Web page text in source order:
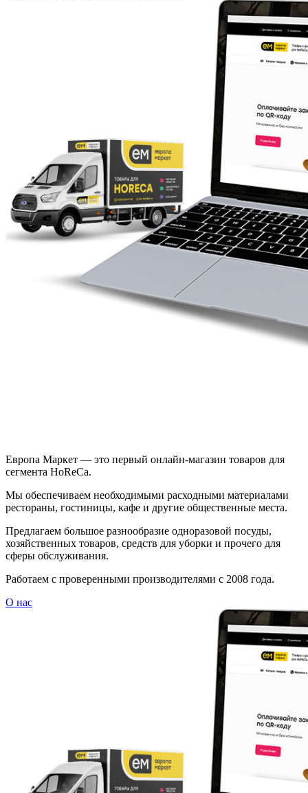
Европа Маркет — это первый онлайн-магазин товаров для
сегмента HoReCa.
Мы обеспечиваем необходимыми расходными материалами
рестораны, гостиницы, кафе и другие общественные места.
Предлагаем большое разнообразие одноразовой посуды,
хозяйственных товаров, средств для уборки и прочего для
сферы обслуживания.
Работаем с проверенными производителями с 2008 года.
О нас